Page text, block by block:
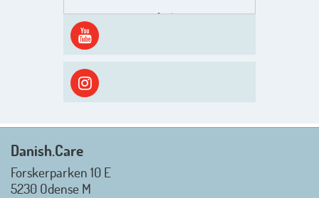
Men inden det går løs med en
spændende og aktivt
efterårsæson, så går turen først
ud i solen, ned til vandet og ind i
skyggen igen. Danish.Care holder
sommerlukket i uge 29 + 30.
Mvh. Anders, Helle og Malthe
Danish.Care
Forskerparken 10 E
5230 Odense M